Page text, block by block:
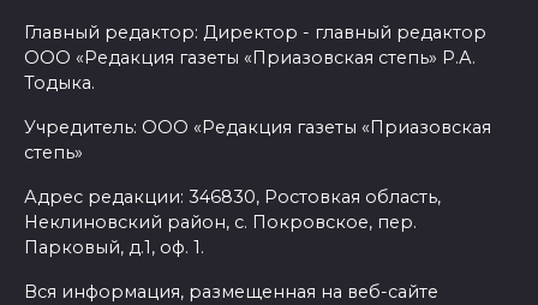
Главный редактор: Директор - главный редактор
ООО «Редакция газеты «Приазовская степь» Р.А.
Тодыка.
Учредитель: ООО «Редакция газеты «Приазовская
степь»
Адрес редакции: 346830, Ростовкая область,
Неклиновский район, с. Покровское, пер.
Парковый, д.1, оф. 1.
Вся информация, размещенная на веб-сайте